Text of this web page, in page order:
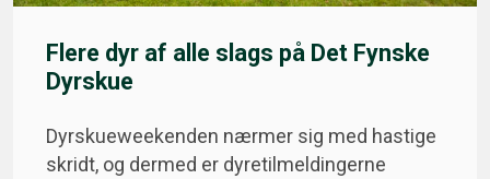
Flere dyr af alle slags på Det Fynske
Dyrskue
Dyrskueweekenden nærmer sig med hastige
skridt, og dermed er dyretilmeldingerne